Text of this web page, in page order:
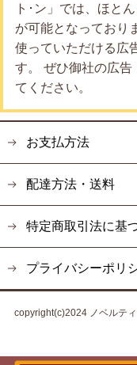
ト･ン」では、ほと
が可能となっており
使っていただける広
す。 ぜひ御社の広
てください。
お支払方法
配達方法・送料
特定商取引法に基
プライバシーポリ
copyright(c)2024 ノベルテ